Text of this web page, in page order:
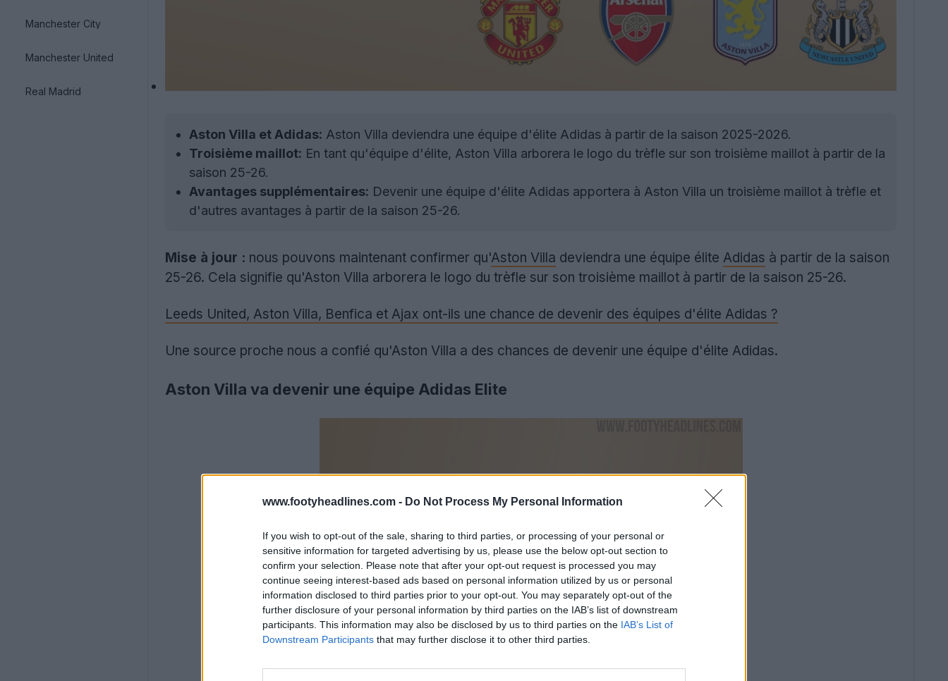
www.footyheadlines.com - Do Not Process My Personal Information
If you wish to opt-out of the sale, sharing to third parties, or processing of your personal or
sensitive information for targeted advertising by us, please use the below opt-out section to
confirm your selection. Please note that after your opt-out request is processed you may
continue seeing interest-based ads based on personal information utilized by us or personal
information disclosed to third parties prior to your opt-out. You may separately opt-out of the
further disclosure of your personal information by third parties on the IAB’s list of downstream
participants. This information may also be disclosed by us to third parties on the IAB’s List of
Downstream Participants that may further disclose it to other third parties.
Manchester City
Manchester United
Real Madrid
Aston Villa et Adidas: Aston Villa deviendra une équipe d'élite Adidas à partir de la saison 2025-2026.
Troisième maillot: En tant qu'équipe d'élite, Aston Villa arborera le logo du trèfle sur son troisième maillot à partir de la
saison 25-26.
Avantages supplémentaires: Devenir une équipe d'élite Adidas apportera à Aston Villa un troisième maillot à trèfle et
d'autres avantages à partir de la saison 25-26.
Mise à jour : nous pouvons maintenant confirmer qu'Aston Villa deviendra une équipe élite Adidas à partir de la saison
25-26. Cela signifie qu'Aston Villa arborera le logo du trèfle sur son troisième maillot à partir de la saison 25-26.
Leeds United, Aston Villa, Benfica et Ajax ont-ils une chance de devenir des équipes d'élite Adidas ?
Une source proche nous a confié qu'Aston Villa a des chances de devenir une équipe d'élite Adidas.
Aston Villa va devenir une équipe Adidas Elite